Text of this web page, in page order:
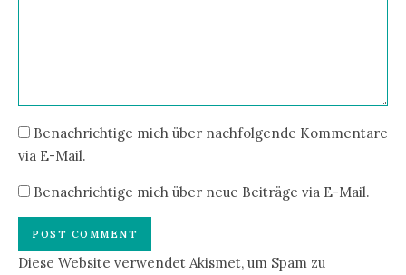
Benachrichtige mich über nachfolgende Kommentare
via E-Mail.
Benachrichtige mich über neue Beiträge via E-Mail.
Diese Website verwendet Akismet, um Spam zu